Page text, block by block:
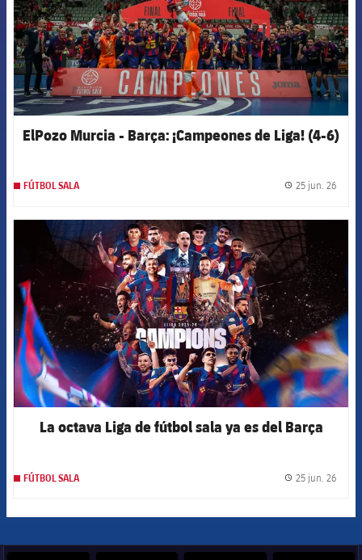
FORÇA BARÇA
ElPozo Murcia - Barça: ¡Campeones de Liga! (4-6)
FÚTBOL SALA 25 jun. 26
FCB Barcelona badge
La octava Liga de fútbol sala ya es del Barça
FÚTBOL SALA 25 jun. 26